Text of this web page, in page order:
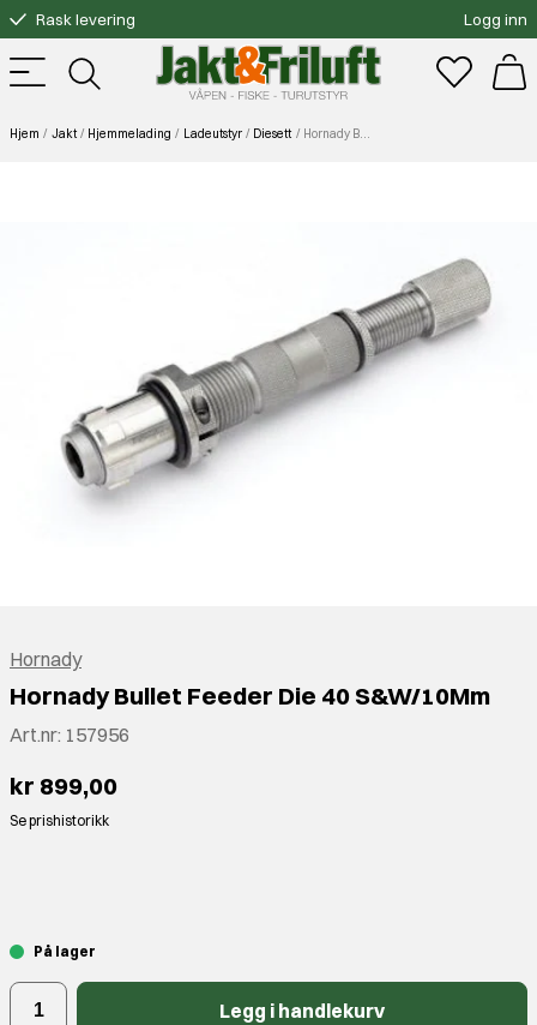
Rask levering
Gratis bytte
Fri frakt over 3000.-
Logg inn
Hjem Jakt Hjemmelading Ladeutstyr Diesett Hornady Bullet Feeder Die 40 S&W/10Mm
Hornady
Hornady Bullet Feeder Die 40 S&W/10Mm
Art.nr: 157956
kr 899,00
Se prishistorikk
På lager
Legg i handlekurv